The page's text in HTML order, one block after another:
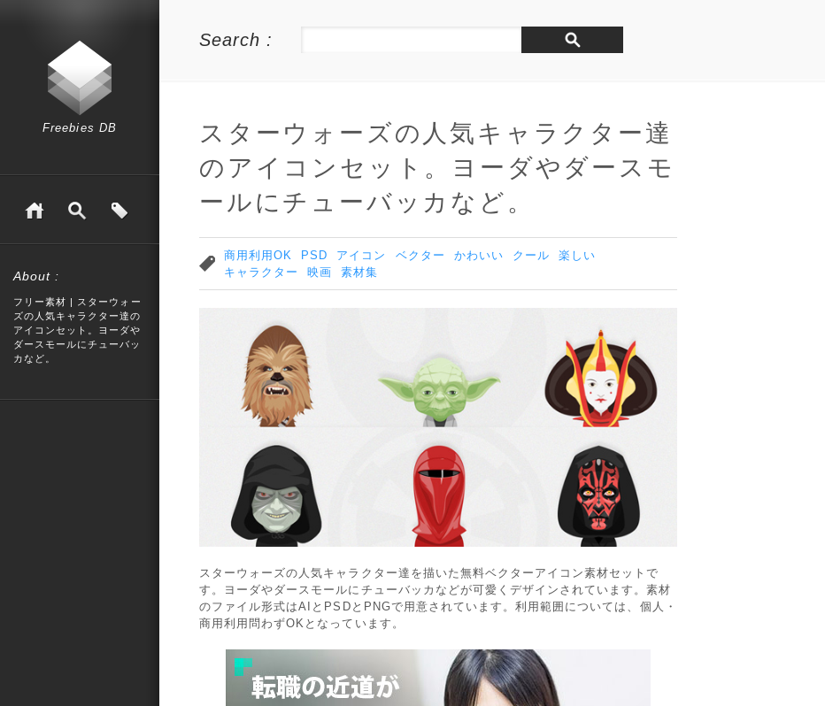
Freebies DB
About :
フリー素材 | スターウォー
ズの人気キャラクター達の
アイコンセット。ヨーダや
ダースモールにチューバッ
カなど。
Search :
スターウォーズの人気キャラクター達
のアイコンセット。ヨーダやダースモ
ールにチューバッカなど。
商用利用OK PSD アイコン ベクター かわいい クール
楽しい
キャラクター
映画 素材集
スターウォーズの人気キャラクター達を描いた無料ベクターアイコン素材セットで
す。ヨーダやダースモールにチューバッカなどが可愛くデザインされています。素材
のファイル形式はAIとPSDとPNGで用意されています。利用範囲については、個人・
商用利用問わずOKとなっています。